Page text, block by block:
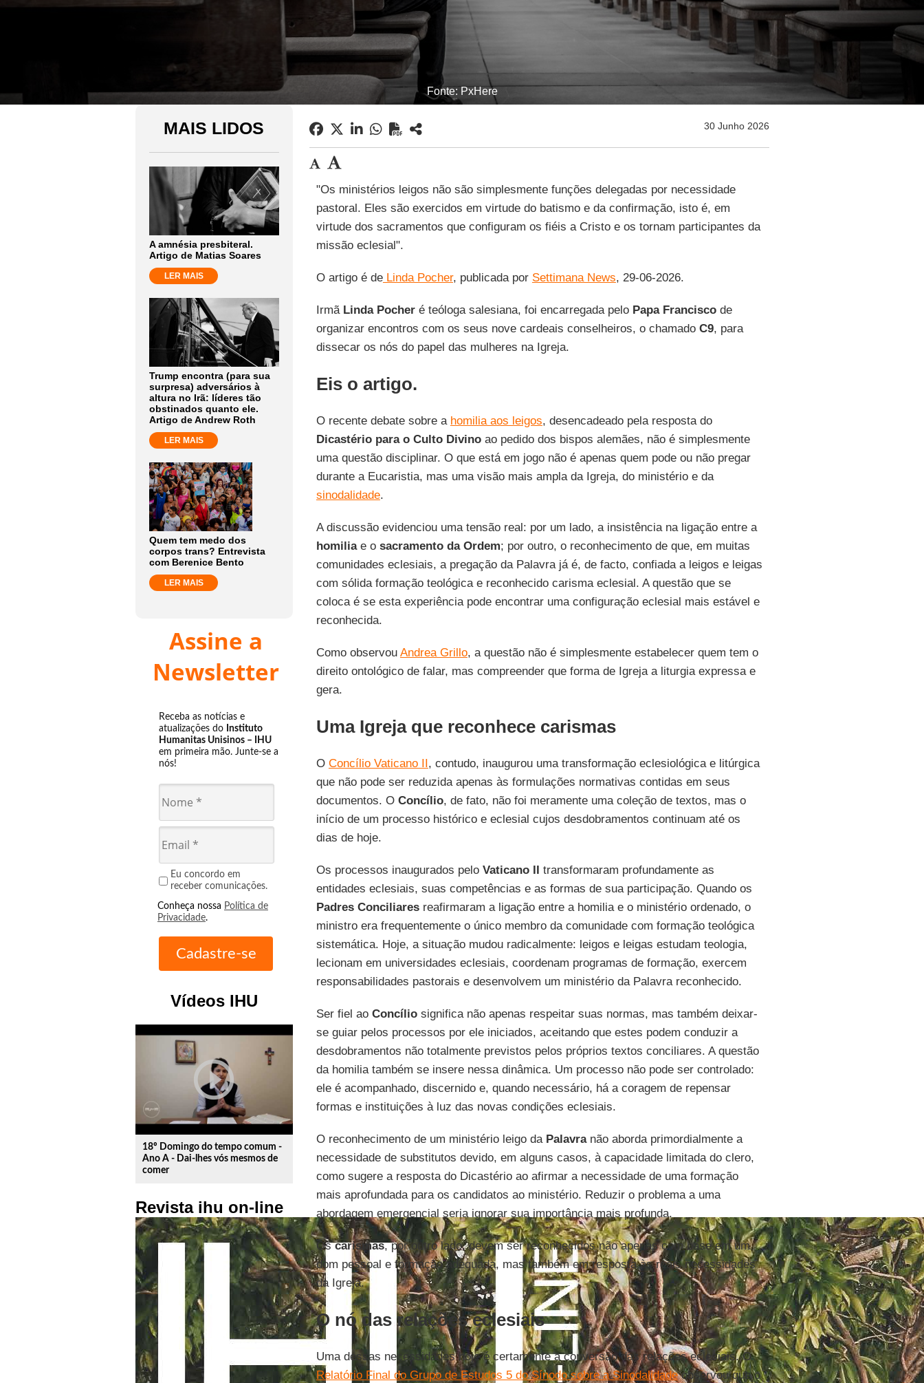
Fonte: PxHere
MAIS LIDOS
A amnésia presbiteral.
Artigo de Matias Soares
LER MAIS
Trump encontra (para sua
surpresa) adversários à
altura no Irã: líderes tão
obstinados quanto ele.
Artigo de Andrew Roth
LER MAIS
Quem tem medo dos
corpos trans? Entrevista
com Berenice Bento
LER MAIS
Assine a
Newsletter
Receba as notícias e
atualizações do Instituto
Humanitas Unisinos – IHU
em primeira mão. Junte-se a
nós!
Eu concordo em
receber comunicações.
Conheça nossa Política de
Privacidade.
Vídeos IHU
play_circle_outline
18º Domingo do tempo comum -
Ano A - Dai-lhes vós mesmos de
comer
Revista ihu on-line
30 Junho 2026
"Os ministérios leigos não são simplesmente funções delegadas por necessidade
pastoral. Eles são exercidos em virtude do batismo e da confirmação, isto é, em
virtude dos sacramentos que configuram os fiéis a Cristo e os tornam participantes da
missão eclesial".
O artigo é deLinda Pocher, publicada por Settimana News, 29-06-2026.
Irmã Linda Pocheré teóloga salesiana, foi encarregada pelo Papa Franciscode
organizar encontros com os seus nove cardeais conselheiros, o chamado C9, para
dissecar os nós do papel das mulheres na Igreja.
Eis o artigo.
O recente debate sobre a homilia aos leigos, desencadeado pela resposta do
Dicastério para o Culto Divinoao pedido dos bispos alemães, não é simplesmente
uma questão disciplinar. O que está em jogo não é apenas quem pode ou não pregar
durante a Eucaristia, mas uma visão mais ampla da Igreja, do ministério e da
sinodalidade.
A discussão evidenciou uma tensão real: por um lado, a insistência na ligação entre a
homiliae o sacramento da Ordem; por outro, o reconhecimento de que, em muitas
comunidades eclesiais, a pregação da Palavra já é, de facto, confiada a leigos e leigas
com sólida formação teológica e reconhecido carisma eclesial. A questão que se
coloca é se esta experiência pode encontrar uma configuração eclesial mais estável e
reconhecida.
Como observou Andrea Grillo, a questão não é simplesmente estabelecer quem tem o
direito ontológico de falar, mas compreender que forma de Igreja a liturgia expressa e
gera.
Uma Igreja que reconhece carismas
O Concílio Vaticano II, contudo, inaugurou uma transformação eclesiológica e litúrgica
que não pode ser reduzida apenas às formulações normativas contidas em seus
documentos. O Concílio, de fato, não foi meramente uma coleção de textos, mas o
início de um processo histórico e eclesial cujos desdobramentos continuam até os
dias de hoje.
Os processos inaugurados pelo Vaticano II transformaram profundamente as
entidades eclesiais, suas competências e as formas de sua participação. Quando os
Padres Conciliaresreafirmaram a ligação entre a homilia e o ministério ordenado, o
ministro era frequentemente o único membro da comunidade com formação teológica
sistemática. Hoje, a situação mudou radicalmente: leigos e leigas estudam teologia,
lecionam em universidades eclesiais, coordenam programas de formação, exercem
responsabilidades pastorais e desenvolvem um ministério da Palavra reconhecido.
Ser fiel ao Concíliosignifica não apenas respeitar suas normas, mas também deixar-
se guiar pelos processos por ele iniciados, aceitando que estes podem conduzir a
desdobramentos não totalmente previstos pelos próprios textos conciliares. A questão
da homilia também se insere nessa dinâmica. Um processo não pode ser controlado:
ele é acompanhado, discernido e, quando necessário, há a coragem de repensar
formas e instituições à luz das novas condições eclesiais.
O reconhecimento de um ministério leigo da Palavranão aborda primordialmente a
necessidade de substitutos devido, em alguns casos, à capacidade limitada do clero,
como sugere a resposta do Dicastério ao afirmar a necessidade de uma formação
mais aprofundada para os candidatos ao ministério. Reduzir o problema a uma
abordagem emergencial seria ignorar sua importância mais profunda.
Oscarismas, por outro lado, devem ser reconhecidos não apenas com base em um
dom pessoal e formação adequada, mas também em resposta às reais necessidades
da Igreja.
O nó das relações eclesiais
Uma dessas necessidades hoje é certamente a conversão das relações eclesiais. O
Relatório Final do Grupo de Estudos 5 do Sínodo sobre a Sinodalidadeobservou que o